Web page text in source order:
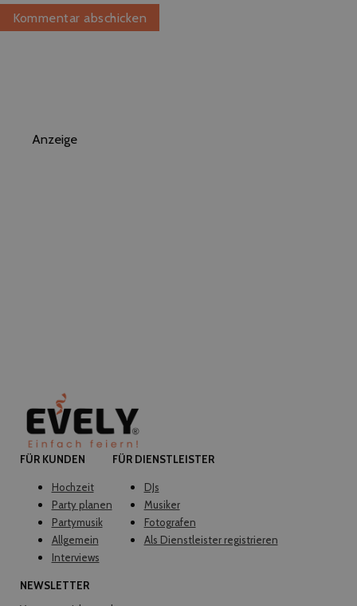
Anzeige
FÜR KUNDEN
Hochzeit
Party planen
Partymusik
Allgemein
Interviews
FÜR DIENSTLEISTER
DJs
Musiker
Fotografen
Als Dienstleister registrieren
NEWSLETTER